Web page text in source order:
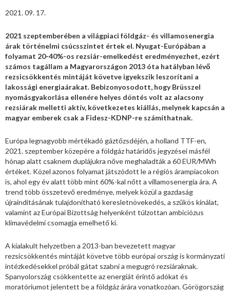
2021. 09. 17.
2021 szeptemberében a világpiaci földgáz- és villamosenergia
árak történelmi csúcsszintet értek el. Nyugat-Európában a
folyamat 20-40%-os rezsiár-emelkedést eredményezhet, ezért
számos tagállam a Magyarországon 2013 óta hatályban lévő
rezsicsökkentés mintáját követve igyekszik leszorítani a
lakossági energiaárakat. Bebizonyosodott, hogy Brüsszel
nyomásgyakorlása ellenére helyes döntés volt az alacsony
rezsiárak melletti aktív, következetes kiállás, melynek kapcsán a
magyar emberek csak a Fidesz-KDNP-re számíthatnak.
Európa legnagyobb mértékadó gáztőzsdéjén, a holland TTF-en,
2021. szeptember közepére a földgáz határidős jegyzései másfél
hónap alatt csaknem duplájukra nőve meghaladták a 60 EUR/MWh
értéket. Közel azonos folyamat játszódott le a régiós árampiacokon
is, ahol egy év alatt több mint 60%-kal nőtt a villamosenergia ára. A
trend több összetevő eredménye, melyek közül a gazdaság
újraindításának tulajdonítható keresletnövekedés, a szűkös kínálat,
valamint az Európai Bizottság helyenként túlzottan ambiciózus
klímavédelmi csomagja emelhető ki.
A kialakult helyzetben a 2013-ban bevezetett magyar
rezsicsökkentés mintáját követve több európai ország is kormányzati
intézkedésekkel próbál gátat szabni a megugró rezsiáraknak.
Spanyolország csökkentette az energiát érintő adókat és
moratóriumot jelentett be a földgáz árára vonatkozóan. Görögország